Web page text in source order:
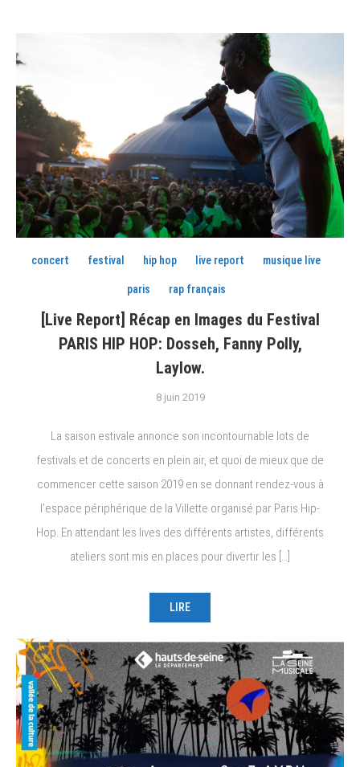
concert festival hip hop live report musique live
paris rap français
[Live Report] Récap en Images du Festival
PARIS HIP HOP: Dosseh, Fanny Polly,
Laylow.
8 juin 2019
La saison estivale annonce son incontournable lots de
festivals et de concerts en plein air, et quoi de mieux que de
commencer cette saison 2019 en se donnant rendez-vous à
l’espace périphérique de la Villette organisé par Paris Hip-
Hop. En attendant les lives des différents artistes, différents
ateliers sont mis en places pour divertir les […]
LIRE